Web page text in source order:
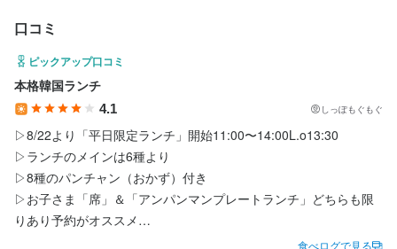
口コミ
ピックアップ口コミ
本格韓国ランチ
4.1 しっぽもぐもぐ
▷8/22より「平日限定ランチ」開始️11:00〜14:00L.o13:30
▷ランチのメインは6種より
▷8種のパンチャン（おかず）付き
▷お子さま「席」＆「アンパンマンプレートランチ」どちらも限
りあり予約がオススメ
食べログで見る